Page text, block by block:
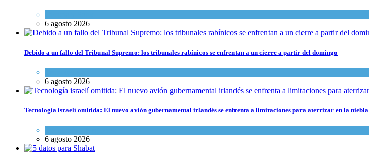
6 agosto 2026
Debido a un fallo del Tribunal Supremo: los tribunales rabínicos se enfrentan a un cierre a partir del domingo
6 agosto 2026
Tecnología israelí omitida: El nuevo avión gubernamental irlandés se enfrenta a limitaciones para aterrizar en la niebla
6 agosto 2026